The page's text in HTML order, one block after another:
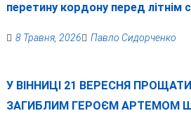
перетину кордону перед літнім
8 Травня, 2026 Павло Сидорченко
У ВІННИЦІ 21 ВЕРЕСНЯ
ЗАГИБЛИМ ГЕРОЄМ АРТЕМОМ